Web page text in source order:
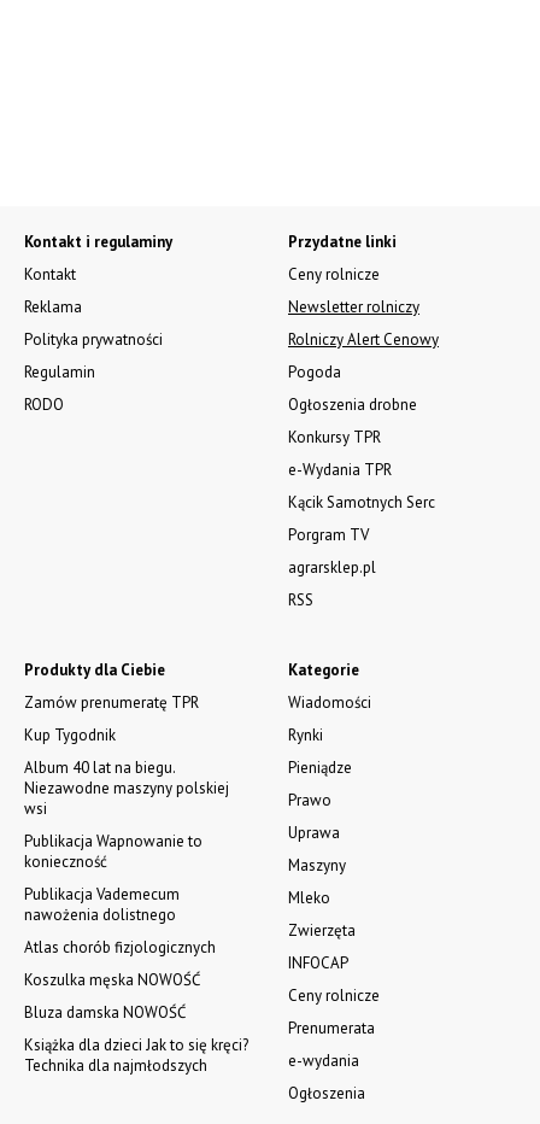
Kontakt i regulaminy
Kontakt
Reklama
Polityka prywatności
Regulamin
RODO
Kategorie
Wiadomości
Rynki
Pieniądze
Prawo
Uprawa
Maszyny
Mleko
Zwierzęta
INFOCAP
Ceny rolnicze
Prenumerata
e-wydania
Ogłoszenia
Produkty dla Ciebie
Zamów prenumeratę TPR
Kup Tygodnik
Album 40 lat na biegu.
Niezawodne maszyny polskiej
wsi
Publikacja Wapnowanie to
konieczność
Publikacja Vademecum
nawożenia dolistnego
Atlas chorób fizjologicznych
Koszulka męska NOWOŚĆ
Bluza damska NOWOŚĆ
Książka dla dzieci Jak to się kręci?
Technika dla najmłodszych
Przydatne linki
Ceny rolnicze
Newsletter rolniczy
Rolniczy Alert Cenowy
Pogoda
Ogłoszenia drobne
Konkursy TPR
e-Wydania TPR
Kącik Samotnych Serc
Porgram TV
agrarsklep.pl
RSS